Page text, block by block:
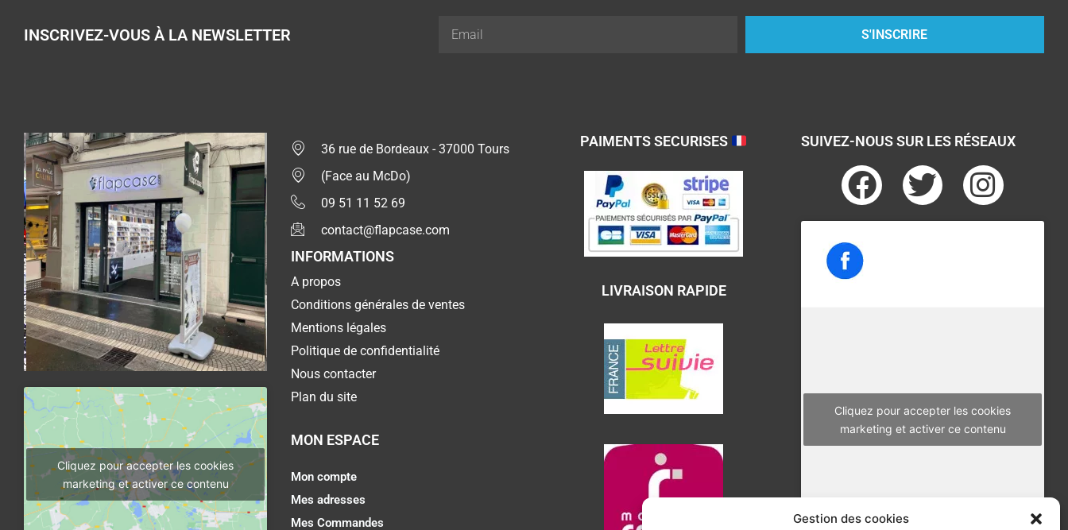
Gestion des cookies
INSCRIVEZ-VOUS À LA NEWSLETTER S'INSCRIRE
Cliquez pour accepter les cookies
marketing et activer ce contenu
36 rue de Bordeaux - 37000 Tours
(Face au McDo)
09 51 11 52 69
contact@flapcase.com
INFORMATIONS
A propos
Conditions générales de ventes
Mentions légales
Politique de confidentialité
Nous contacter
Plan du site
MON ESPACE
Mon compte
Mes adresses
Mes Commandes
PAIMENTS SECURISES
LIVRAISON RAPIDE
SUIVEZ-NOUS SUR LES RÉSEAUX
F
a
e
T
w
I
n
m
Cliquez pour accepter les cookies
marketing et activer ce contenu